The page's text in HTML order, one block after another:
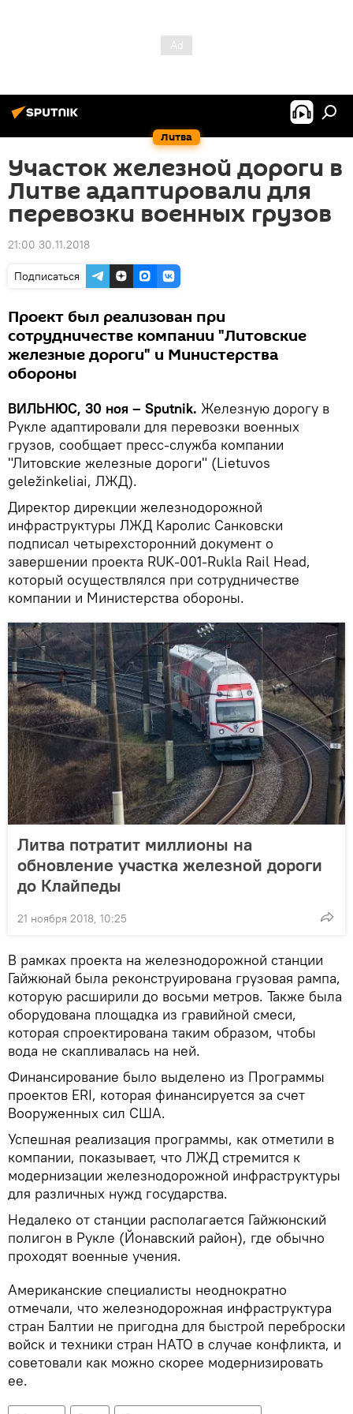
Литва
Участок железной дороги в
Литве адаптировали для
перевозки военных грузов
21:00 30.11.2018
Подписаться
Проект был реализован при
сотрудничестве компании "Литовские
железные дороги" и Министерства
обороны
ВИЛЬНЮС, 30 ноя – Sputnik. Железную дорогу в
Рукле адаптировали для перевозки военных
грузов, сообщает пресс-служба компании
"Литовские железные дороги" (Lietuvos
geležinkeliai, ЛЖД).
Директор дирекции железнодорожной
инфраструктуры ЛЖД Каролис Санковски
подписал четырехсторонний документ о
завершении проекта RUK-001-Rukla Rail Head,
который осуществлялся при сотрудничестве
компании и Министерства обороны.
Литва потратит миллионы на
обновление участка железной дороги
до Клайпеды
21 ноября 2018, 10:25
В рамках проекта на железнодорожной станции
Гайжюнай была реконструирована грузовая рампа,
которую расширили до восьми метров. Также была
оборудована площадка из гравийной смеси,
которая спроектирована таким образом, чтобы
вода не скапливалась на ней.
Финансирование было выделено из Программы
проектов ERI, которая финансируется за счет
Вооруженных сил США.
Успешная реализация программы, как отметили в
компании, показывает, что ЛЖД стремится к
модернизации железнодорожной инфраструктуры
для различных нужд государства.
Недалеко от станции располагается Гайжюнский
полигон в Рукле (Йонавский район), где обычно
проходят военные учения.
Американские специалисты неоднократно
отмечали, что железнодорожная инфраструктура
стран Балтии не пригодна для быстрой переброски
войск и техники стран НАТО в случае конфликта, и
советовали как можно скорее модернизировать
ее.